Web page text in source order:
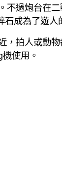
不過炮台在
成為了遊人
，拍人或動
使用。